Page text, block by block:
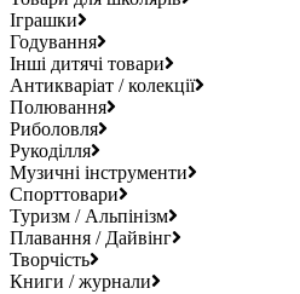
Іграшки
Годування
Інші дитячі товари
Антикваріат / колекції
Полювання
Риболовля
Рукоділля
Музичні інструменти
Спорттовари
Туризм / Альпінізм
Плавання / Дайвінг
Творчість
Книги / журнали